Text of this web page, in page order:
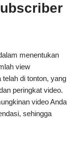
menentukan
view
di tonton, yang
peringkat video.
video Anda
sehingga